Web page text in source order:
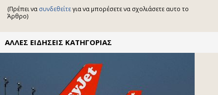
(Πρέπει να συνδεθείτεγια να μπορέσετε να σχολιάσετε αυτο το
Άρθρο)
ΑΛΛΕΣ ΕΙΔΗΣΕΙΣ ΚΑΤΗΓΟΡΙΑΣ